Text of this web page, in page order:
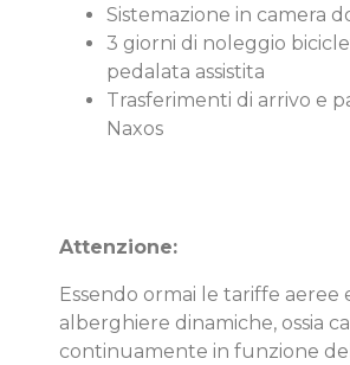
Sistemazione in camera
3 giorni di noleggio
pedalata assistita
Trasferimenti di arrivo e
Naxos
Attenzione:
Essendo ormai le tariffe aeree
alberghiere dinamiche, ossia
continuamente in funzione